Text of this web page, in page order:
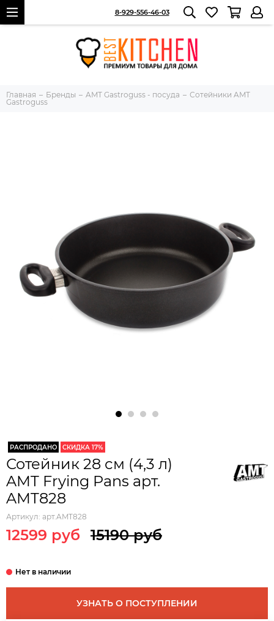
8-929-556-46-03
Главная Бренды AMT Gastroguss - посуда
Сотейники AMT
Gastroguss
РАСПРОДАНО СКИДКА 17%
Сотейник 28 см (4,3 л)
AMT Frying Pans арт.
AMT828
Артикул: арт.AMT828
12599 руб 15190 руб
УЗНАТЬ О ПОСТУПЛЕНИИ